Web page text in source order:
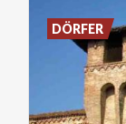
DÖRFER